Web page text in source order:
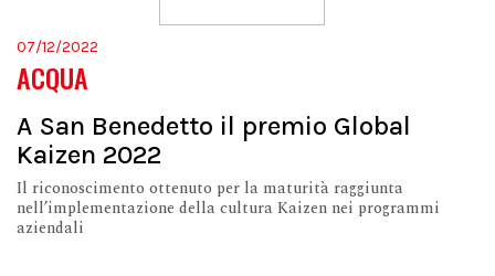
07/12/2022
ACQUA
A San Benedetto il premio Global
Kaizen 2022
Il riconoscimento ottenuto per la maturità raggiunta
nell’implementazione della cultura Kaizen nei programmi
aziendali